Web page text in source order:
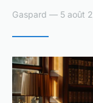
Gaspard — 5 août